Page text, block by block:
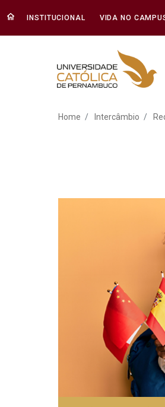
INSTITUCIONAL VIDA NO
Intercâmbio
Home Intercâmbio